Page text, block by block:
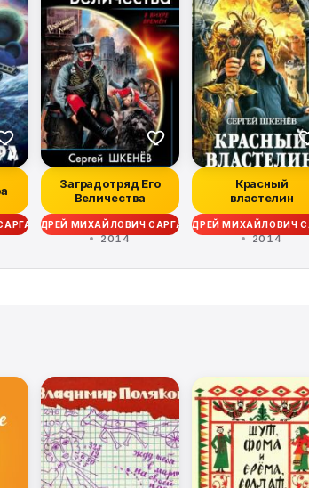
Заградотряд Его
Величества
АНДРЕЙ МИХАЙЛОВИЧ САРГАЕВ
2014
Красный
властелин
АНДРЕЙ МИХАЙЛОВИЧ
2014